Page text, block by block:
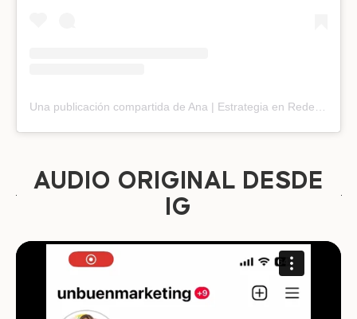
Una publicación compartida de Ana | Estrategia en Redes (@unbuenmarketing)
AUDIO ORIGINAL DESDE
IG